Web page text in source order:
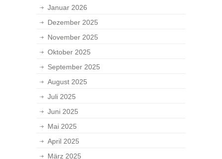
Januar 2026
Dezember 2025
November 2025
Oktober 2025
September 2025
August 2025
Juli 2025
Juni 2025
Mai 2025
April 2025
März 2025